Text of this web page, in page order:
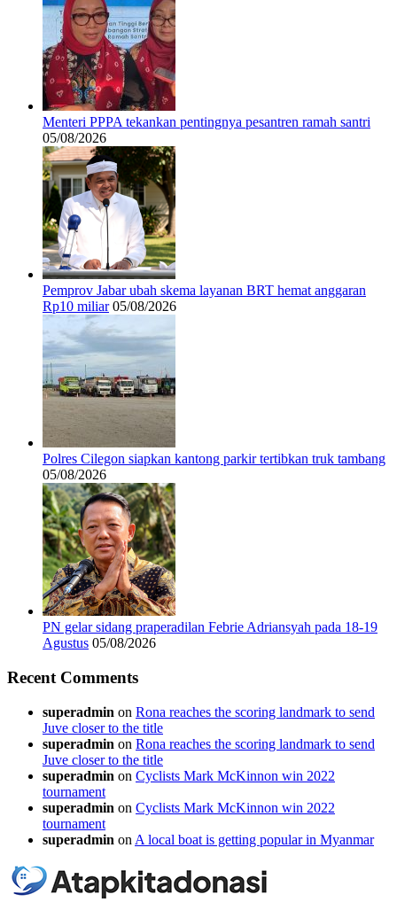
Menteri PPPA tekankan pentingnya pesantren ramah santri
05/08/2026
Pemprov Jabar ubah skema layanan BRT hemat anggaran
Rp10 miliar 05/08/2026
Polres Cilegon siapkan kantong parkir tertibkan truk tambang
05/08/2026
PN gelar sidang praperadilan Febrie Adriansyah pada 18-19
Agustus 05/08/2026
Recent Comments
superadmin on Rona reaches the scoring landmark to send
Juve closer to the title
superadmin on Rona reaches the scoring landmark to send
Juve closer to the title
superadmin on Cyclists Mark McKinnon win 2022
tournament
superadmin on Cyclists Mark McKinnon win 2022
tournament
superadmin on A local boat is getting popular in Myanmar